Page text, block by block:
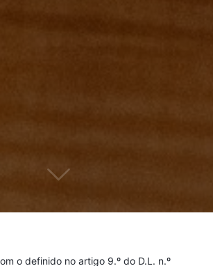
o definido no artigo 9.º do D.L. n.º